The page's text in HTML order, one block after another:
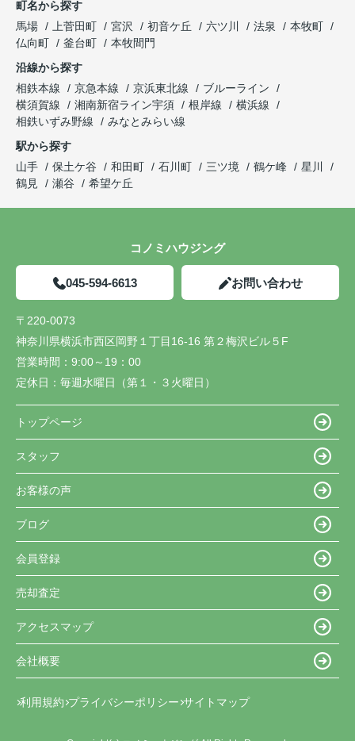
町名から探す
馬場
上菅田町 宮沢 初音ケ丘 六ツ川 法泉
本牧町
仏向町
釜台町
本牧間門
沿線から探す
相鉄本線
京急本線 京浜東北線
ブルーライン
横須賀線
湘南新宿ライン宇須 根岸線
横浜線
相鉄いずみ野線
みなとみらい線
駅から探す
山手
保土ケ谷 和田町 石川町 三ツ境 鶴ケ峰
星川
鶴見
瀬谷 希望ケ丘
コノミハウジング
045-594-6613 お問い合わせ
〒220-0073
神奈川県横浜市西区岡野１丁目16-16 第２梅沢ビル５F
営業時間： 9:00～19：00
定休日： 毎週水曜日（第１・３火曜日）
トップページ
スタッフ
お客様の声
ブログ
会員登録
売却査定
アクセスマップ
会社概要
利用規約 プライバシーポリシー サイトマップ